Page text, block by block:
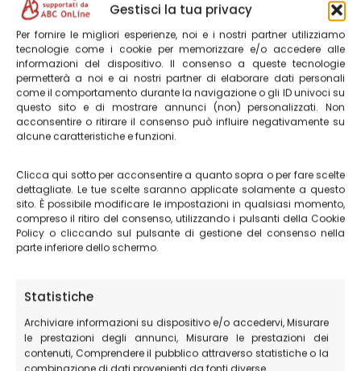
Gestisci la tua privacy
Per fornire le migliori esperienze, noi e i nostri partner utilizziamo
tecnologie come i cookie per memorizzare e/o accedere alle
informazioni del dispositivo. Il consenso a queste tecnologie
permetterà a noi e ai nostri partner di elaborare dati personali
come il comportamento durante la navigazione o gli ID univoci su
questo sito e di mostrare annunci (non) personalizzati. Non
acconsentire o ritirare il consenso può influire negativamente su
alcune caratteristiche e funzioni.
Clicca qui sotto per acconsentire a quanto sopra o per fare scelte
dettagliate. Le tue scelte saranno applicate solamente a questo
sito. È possibile modificare le impostazioni in qualsiasi momento,
compreso il ritiro del consenso, utilizzando i pulsanti della Cookie
Policy o cliccando sul pulsante di gestione del consenso nella
parte inferiore dello schermo.
Statistiche
Archiviare informazioni su dispositivo e/o accedervi, Misurare
le prestazioni degli annunci, Misurare le prestazioni dei
contenuti, Comprendere il pubblico attraverso statistiche o la
Il lago di Fiastra è un luogo tranquillo e
incontaminato, un vero paradiso per gli amanti della
natura.
Scopri ad esempio i percorsi che ti porteranno a vedere
La Grotta dei Frati